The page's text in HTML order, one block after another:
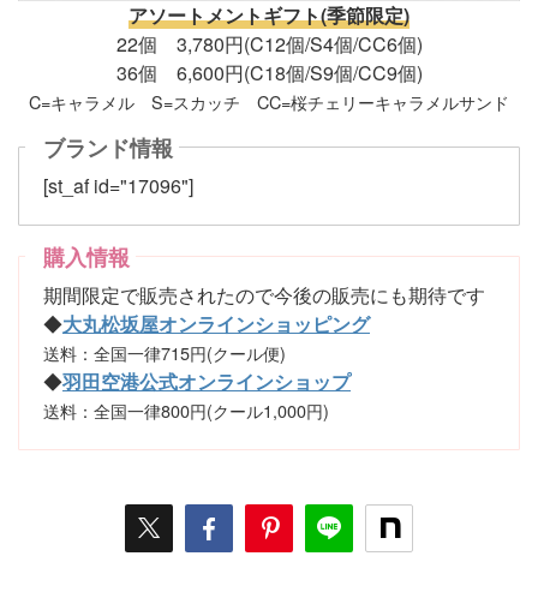
アソートメントギフト(季節限定)
22個 3,780円(C12個/S4個/CC6個)
36個 6,600円(C18個/S9個/CC9個)
C=キャラメル S=スカッチ CC=桜チェリーキャラメルサンド
ブランド情報
[st_af id="17096"]
購入情報
期間限定で販売されたので今後の販売にも期待です
◆大丸松坂屋オンラインショッピング
送料：全国一律715円(クール便)
◆羽田空港公式オンラインショップ
送料：全国一律800円(クール1,000円)